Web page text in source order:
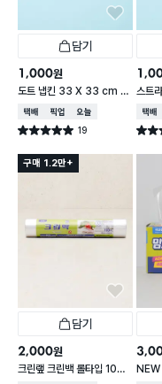
담기
1,000원
도트 냅킨 33 X 33 cm 1
5매입
택배배송매장픽업오늘배송
별점 5.0점 19
건 작성
스트
cm
택배
별점
구매 1.2만+
담기
2,000원
크린랲 크린백 롤타입 100
NEW